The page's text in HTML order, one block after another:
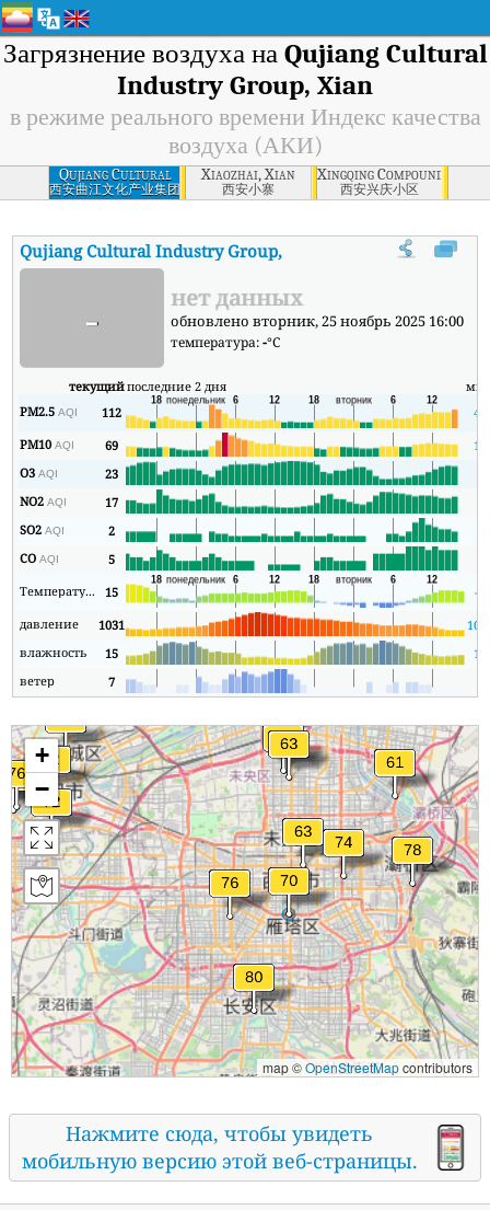
Загрязнение воздуха на Qujiang Cultural
Industry Group, Xian
в режиме реального времени Индекс качества
воздуха (АКИ)
Qujiang Cultural
Industry Group,
Xian
西安曲江文化产业集团
Xiaozhai, Xian
西安小寨
Xingqing Compound, Xian
西安兴庆小区
Qujiang Cultural Industry Group, Xian В режиме
- нет данных
обновлено вторник, 25 ноябрь 2025 16:00
температура:-°C
текущийпоследние 2 дня
PM2.5AQI 112
42
PM10AQI 69
19
O3AQI 23
NO2AQI 17
SO2AQI 2
COAQI 5
Температура
15
-5
давление
1031
влажность
15
12
ветер
7
+
−
map ©OpenStreetMapcontributors
Нажмите сюда, чтобы увидеть
мобильную версию этой веб-страницы.